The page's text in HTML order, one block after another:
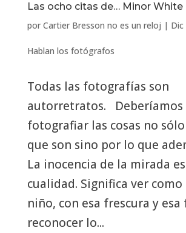
Las ocho citas de… Minor White
por Cartier Bresson no es un reloj | Dic
Hablan los fotógrafos
Todas las fotografías son
autorretratos. Deberíamos
fotografiar las cosas no
que son sino por lo que
La inocencia de la mirada
cualidad. Significa ver como
niño, con esa frescura y
reconocer lo...